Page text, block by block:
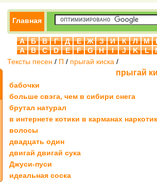
Главная
А Б В Г Д Е Ж З И К Л М
A
B C D E F G H I J K L
Тексты песен / П / прыгай киска /
прыгай
бабочки
больше свэга, чем в сибири снега
брутал натурал
в интернете котики в карманах
волосы
двадцать один
двигай двигай сука
Джуси-пуси
идеальная соска